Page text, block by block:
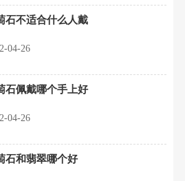
石不适合什么人戴
04-26
石佩戴哪个手上好
04-26
石和翡翠哪个好